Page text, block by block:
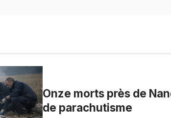
Onze morts près de
de parachutisme